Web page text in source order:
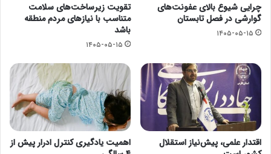
چرایی شیوع بالای عفونت‌های
گوارشی در فصل تابستان
۱۴۰۵-۰۵-۱۵
تقویت زیرساخت‌های سلامت
متناسب با نیازهای مردم منطقه
باشد
۱۴۰۵-۰۵-۱۵
اقتدار علمی، پیش‌نیاز استقلال
اهمیت یادگیری کنترل ادرار پیش از